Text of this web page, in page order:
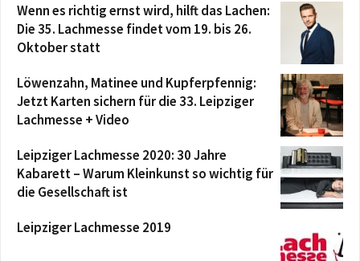
Wenn es richtig ernst wird, hilft das Lachen:
Die 35. Lachmesse findet vom 19. bis 26.
Oktober statt
Löwenzahn, Matinee und Kupferpfennig:
Jetzt Karten sichern für die 33. Leipziger
Lachmesse + Video
Leipziger Lachmesse 2020: 30 Jahre
Kabarett – Warum Kleinkunst so wichtig für
die Gesellschaft ist
Leipziger Lachmesse 2019